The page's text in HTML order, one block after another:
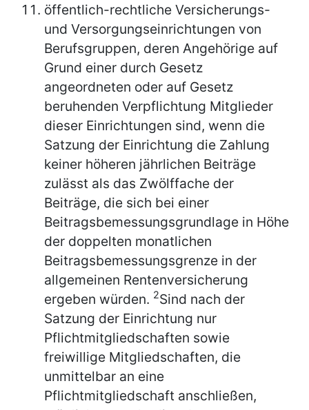
öffentlich-rechtliche Versicherungs-
und Versorgungseinrichtungen von
Berufsgruppen, deren Angehörige auf
Grund einer durch Gesetz
angeordneten oder auf Gesetz
beruhenden Verpflichtung Mitglieder
dieser Einrichtungen sind, wenn die
Satzung der Einrichtung die Zahlung
keiner höheren jährlichen Beiträge
zulässt als das Zwölffache der
Beiträge, die sich bei einer
Beitragsbemessungsgrundlage in Höhe
der doppelten monatlichen
Beitragsbemessungsgrenze in der
allgemeinen Rentenversicherung
ergeben würden. 2Sind nach der
Satzung der Einrichtung nur
Pflichtmitgliedschaften sowie
freiwillige Mitgliedschaften, die
unmittelbar an eine
Pflichtmitgliedschaft anschließen,